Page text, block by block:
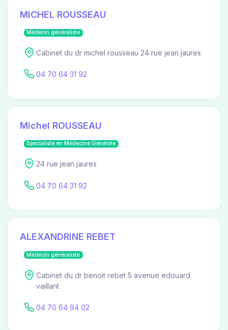
MICHEL ROUSSEAU
Médecin généraliste
Cabinet du dr michel rousseau 24 rue jean jaures
04 70 64 31 92
Michel ROUSSEAU
Spécialiste en Médecine Générale
24 rue jean jaures
04 70 64 31 92
ALEXANDRINE REBET
Médecin généraliste
Cabinet du dr benoit rebet 5 avenue edouard
vaillant
04 70 64 94 02